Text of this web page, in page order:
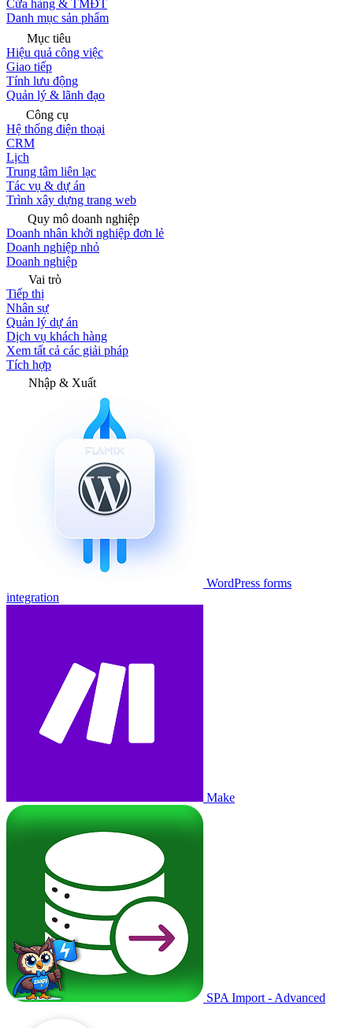
Cửa hàng & TMĐT
Danh mục sản phẩm
Mục tiêu
Hiệu quả công việc
Giao tiếp
Tính lưu động
Quản lý & lãnh đạo
Công cụ
Hệ thống điện thoại
CRM
Lịch
Trung tâm liên lạc
Tác vụ & dự án
Trình xây dựng trang web
Quy mô doanh nghiệp
Doanh nhân khởi nghiệp đơn lẻ
Doanh nghiệp nhỏ
Doanh nghiệp
Vai trò
Tiếp thị
Nhân sự
Quản lý dự án
Dịch vụ khách hàng
Xem tất cả các giải pháp
Tích hợp
Nhập & Xuất
WordPress forms
integration
Make
SPA Import - Advanced